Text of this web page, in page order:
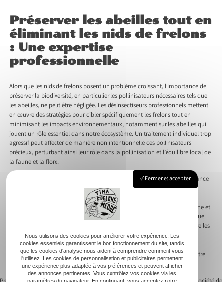
Préserver les abeilles tout en
éliminant les nids de frelons
: Une expertise
professionnelle
Alors que les nids de frelons posent un problème croissant, l’importance de
préserver la biodiversité, en particulier les pollinisateurs nécessaires tels que
les abeilles, ne peut être négligée. Les désinsectiseurs professionnels mettent
en œuvre des stratégies pour cibler spécifiquement les frelons tout en
minimisant les impacts environnementaux, notamment sur les abeilles qui
jouent un rôle essentiel dans notre écosystème. Un traitement individuel trop
agressif peut affecter de manière non intentionnelle ces pollinisateurs
précieux, perturbant ainsi leur rôle dans la pollinisation et l’équilibre local de
la faune et la flore.
Les stratégies élaborées par les spécialistes s’appuient sur une connaissance
précise des produits utilisés, privilégiant ceux qui respectent autant que
possible cet équilibre fragile. L’approche professionnelle assure que les
méthodes employées s’alignent sur le double objectif de sécurité humaine et
de conservation de la nature. Ainsi, recourir à des services certifiés tels que
ceux porteurs du label Certibiocide garantit que toute intervention contre les
frelons s’effectue conformément aux normes de protection
environnementales les plus exigeantes. L’engagement pour une solution
durable bénéficie à la fois à notre sécurité immédiate et à l’avenir de notre
environnement commun.
Fermer et accepter
Nous utilisons des cookies pour améliorer votre expérience. Les
cookies essentiels garantissent le bon fonctionnement du site, tandis
que les cookies d'analyse nous aident à comprendre comment vous
l'utilisez. Les cookies de personnalisation et publicitaires permettent
une expérience plus adaptée à vos préférences et peuvent afficher
des annonces pertinentes. Vous contrôlez vos cookies via les
paramètres du navigateur. En continuant, vous acceptez notre